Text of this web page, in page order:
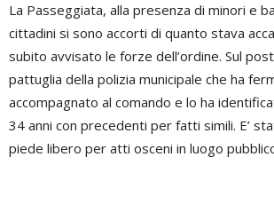
La Passeggiata, alla presenza di minori e
cittadini si sono accorti di quanto stava
subito avvisato le forze dell’ordine. Sul
pattuglia della polizia municipale che ha
accompagnato al comando e lo ha
34 anni con precedenti per fatti simili. E’
piede libero per atti osceni in luogo